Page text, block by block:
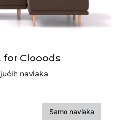
for Clooods
navlaka
Samo navlaka